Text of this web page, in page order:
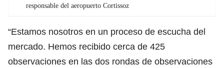
responsable del aeropuerto Cortissoz
“Estamos nosotros en un proceso de escucha del
mercado. Hemos recibido cerca de 425
observaciones en las dos rondas de observaciones